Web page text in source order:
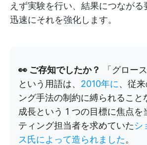
えず実験を行い、結果につながる
迅速にそれを強化します。
👀 ご存知でしたか？
「グロー
という用語は、 2010年に、従
ング手法の制約に縛られること
成長という 1 つの目標に焦点を
ティング担当者を求めていたシ
ス氏によって造られました。